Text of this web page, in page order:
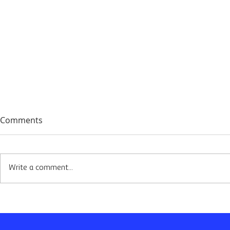
Experiencia del Usuario (UX)
Comments
Write a comment...